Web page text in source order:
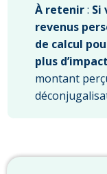
À retenir: Si
revenus
de calcul
plus
montant